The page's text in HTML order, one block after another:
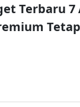
Terbaru 7